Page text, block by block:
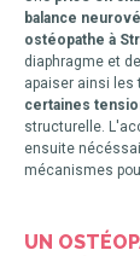
balance
ostéopathe à
diaphragme et
apaiser ainsi les
certaines
structurelle.
ensuite
mécanismes
UN